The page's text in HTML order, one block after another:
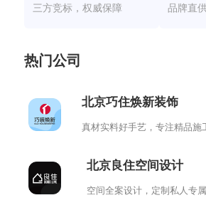
三方竞标，权威保障 品牌直
热门公司
北京巧住焕新装饰
真材实料好手艺，专注精品施
北京良住空间设计
空间全案设计，定制私人专